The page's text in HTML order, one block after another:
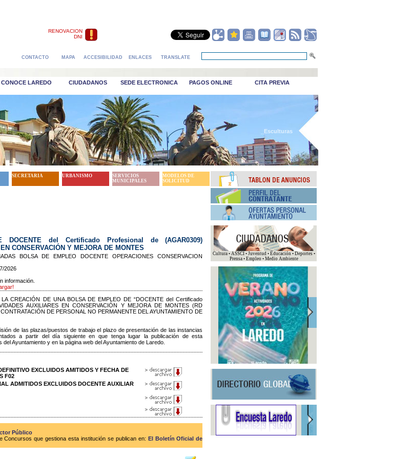
RENOVACION
DNI
CONTACTO MAPA ACCESIBILIDAD ENLACES TRANSLATE
CONOCE LAREDO CIUDADANOS SEDE ELECTRONICA PAGOS ONLINE CITA PREVIA
_Esculturas
SECRETARIA URBANISMO
SERVICIOS
MUNICIPALES
MODELOS DE
SOLICITUD
DOCENTE del Certificado Profesional de (AGAR0309)
CONSERVACIÓN Y MEJORA DE MONTES
BOLSA DE EMPLEO DOCENTE OPERACIONES CONSERVACION
2026
información.
CREACIÓN DE UNA BOLSA DE EMPLEO DE “DOCENTE del Certificado
AUXILIARES EN CONSERVACIÓN Y MEJORA DE MONTES (RD
DE PERSONAL NO PERMANENTE DEL AYUNTAMIENTO DE
de las plazas/puestos de trabajo el plazo de presentación de las instancias
a partir del día siguiente en que tenga lugar la publicación de esta
Ayuntamiento y en la página web del Ayuntamiento de Laredo.
EXCLUIDOS AMITIDOS Y FECHA DE
F02
ADMITIDOS EXCLUIDOS DOCENTE AUXILIAR
Público
Concursos que gestiona esta institución se publican en: El Boletín Oficial de
Cultura • ASSCI • Juventud • Educación • Deportes •
Prensa • Empleo • Medio Ambiente